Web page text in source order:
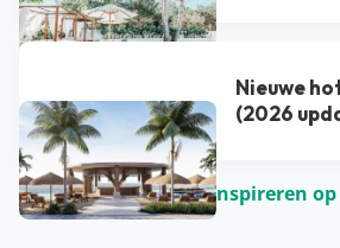
Nieuwe
(2026
Laat je nog meer inspireren